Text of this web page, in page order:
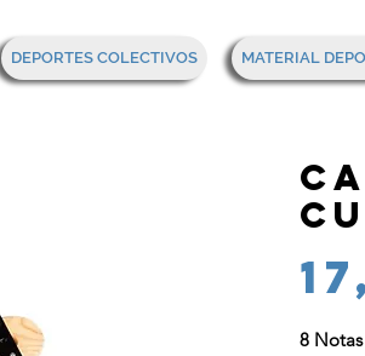
DEPORTES COLECTIVOS MATERIAL
8